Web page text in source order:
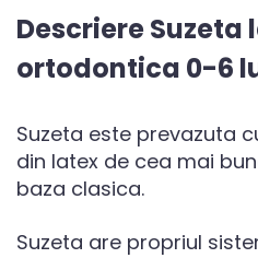
Descriere Suzeta
ortodontica 0-6
Suzeta este prevazuta
din latex de cea mai
baza clasica.
Suzeta are propriul